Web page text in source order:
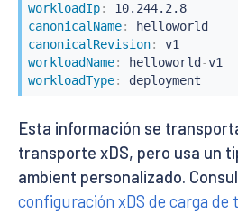
workloadIp:
10.244.2.8
canonicalName:
canonicalRevision:
workloadName: helloworld -
workloadType: deployment
Esta información se
transporte xDS, pero usa un
ambient personalizado.
configuración xDS de carga de